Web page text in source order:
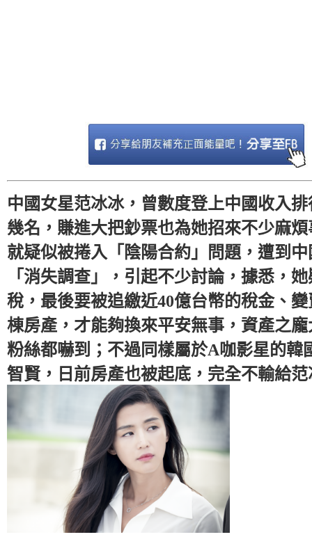
中國女星范冰冰，曾數度登上中國收入
幾名，賺進大把鈔票也為她招來不少麻
就疑似被捲入「陰陽合約」問題，遭到
「消失調查」，引起不少討論，據悉，
稅，最後要被追繳近40億台幣的稅金、變
棟房產，才能夠換來平安無事，資產之
粉絲都嚇到；不過同樣屬於A咖影星的韓
智賢，日前房產也被起底，完全不輸給